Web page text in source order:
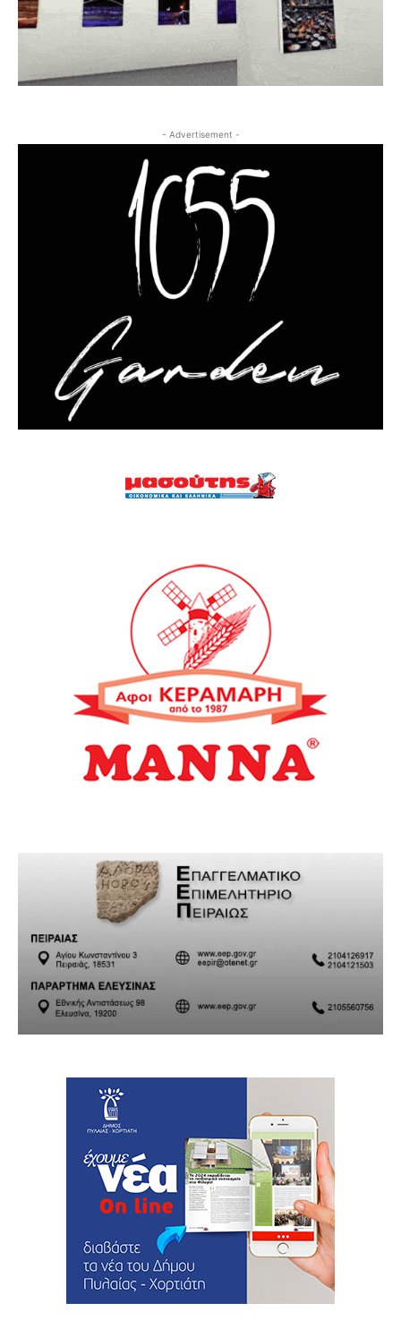
- Advertisement -